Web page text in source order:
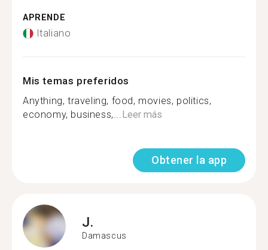
APRENDE
Italiano
Mis temas preferidos
Anything, traveling, food, movies, politics,
economy, business,...Leer más
Obtener la app
J.
Damascus